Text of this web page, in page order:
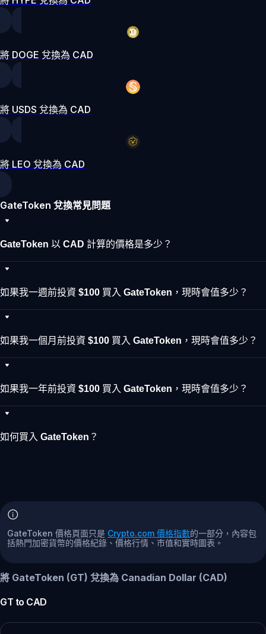
將 DOGE 兌換為 CAD
將 USDS 兌換為 CAD
將 LEO 兌換為 CAD
GateToken 兌換常見問題
GateToken 以 CAD 計算的價格是多少？
如果我一週前投資 $100 買入 GateToken，現時會值多少？
如果我一個月前投資 $100 買入 GateToken，現時會值多少？
如果我一年前投資 $100 買入 GateToken，現時會值多少？
如何買入 GateToken？
GateToken 價格頁面只是 Crypto.com 價格指數的一部分，內容包
括熱門加密貨幣的價格紀錄、價格行情、市值和實時圖表。
將 GateToken (GT) 兌換為 Canadian Dollar (CAD)
GT to CAD